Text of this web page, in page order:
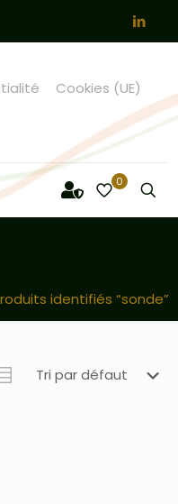
Cookies (UE)
0
identifiés “sonde”